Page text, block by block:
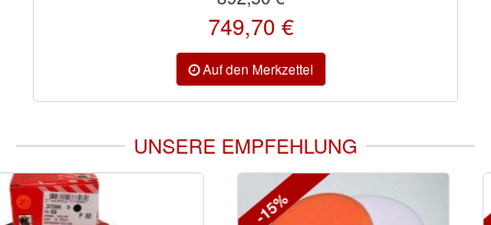
749,70 €
UNSERE EMPFEHLUNG
-15% -20%